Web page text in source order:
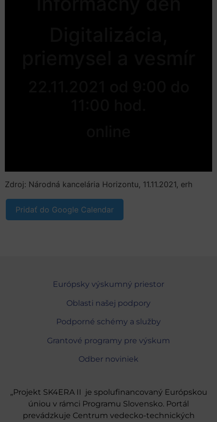
Zdroj: Národná kancelária Horizontu, 11.11.2021, erh
Pridať do Google Calendar
Európsky výskumný priestor
Oblasti našej podpory
Podporné schémy a služby
Grantové programy pre výskum
Odber noviniek
„Projekt SK4ERA II je spolufinancovaný Európskou
úniou v rámci Programu Slovensko. Portál
prevádzkuje Centrum vedecko-technických